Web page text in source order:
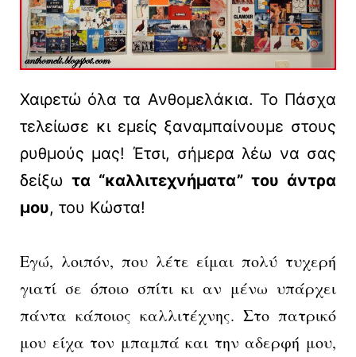
Χαιρετώ όλα τα Ανθομελάκια. Το Πάσχα
τελείωσε κι εμείς ξαναμπαίνουμε στους
ρυθμούς μας! Έτσι, σήμερα λέω να σας
δείξω τα “καλλιτεχνήματα” του άντρα
μου, του Κώστα!
Εγώ, λοιπόν, που λέτε είμαι πολύ τυχερή
γιατί σε όποιο σπίτι κι αν μένω υπάρχει
πάντα κάποιος καλλιτέχνης. Στο πατρικό
μου είχα τον μπαμπά και την αδερφή μου,